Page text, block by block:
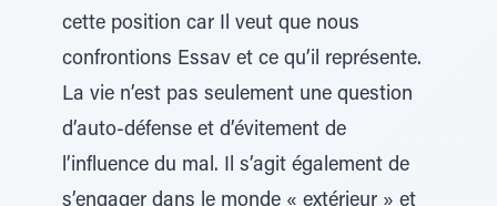
cette position car Il veut que nous
confrontions Essav et ce qu’il représente.
La vie n’est pas seulement une question
d’auto-défense et d’évitement de
l’influence du mal. Il s’agit également de
s’engager dans le monde « extérieur » et